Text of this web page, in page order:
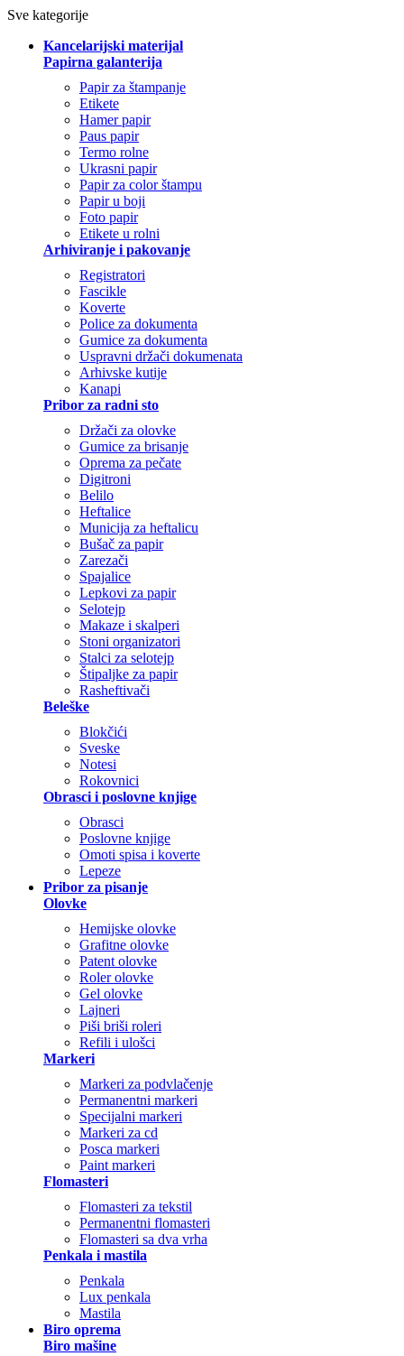
Sve kategorije
Kancelarijski materijal
Papirna galanterija
Papir za štampanje
Etikete
Hamer papir
Paus papir
Termo rolne
Ukrasni papir
Papir za color štampu
Papir u boji
Foto papir
Etikete u rolni
Arhiviranje i pakovanje
Registratori
Fascikle
Koverte
Police za dokumenta
Gumice za dokumenta
Uspravni držači dokumenata
Arhivske kutije
Kanapi
Pribor za radni sto
Držači za olovke
Gumice za brisanje
Oprema za pečate
Digitroni
Belilo
Heftalice
Municija za heftalicu
Bušač za papir
Zarezači
Spajalice
Lepkovi za papir
Selotejp
Makaze i skalperi
Stoni organizatori
Stalci za selotejp
Štipaljke za papir
Rasheftivači
Beleške
Blokčići
Sveske
Notesi
Rokovnici
Obrasci i poslovne knjige
Obrasci
Poslovne knjige
Omoti spisa i koverte
Lepeze
Pribor za pisanje
Olovke
Hemijske olovke
Grafitne olovke
Patent olovke
Roler olovke
Gel olovke
Lajneri
Piši briši roleri
Refili i ulošci
Markeri
Markeri za podvlačenje
Permanentni markeri
Specijalni markeri
Markeri za cd
Posca markeri
Paint markeri
Flomasteri
Flomasteri za tekstil
Permanentni flomasteri
Flomasteri sa dva vrha
Penkala i mastila
Penkala
Lux penkala
Mastila
Biro oprema
Biro mašine